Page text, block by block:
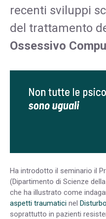
recenti sviluppi
del trattamento
Ossessivo
Ha introdotto il seminario il
(Dipartimento di Scienze
che ha illustrato come
aspetti traumatici nel
soprattutto in pazienti